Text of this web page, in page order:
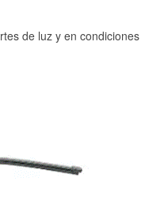
de luz y en condiciones